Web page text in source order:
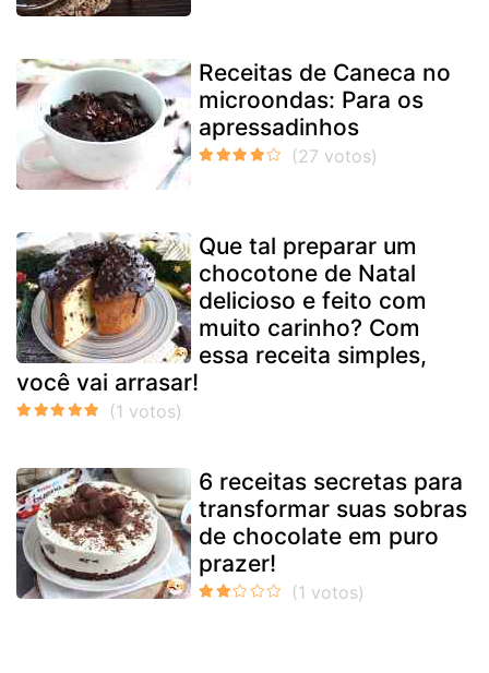
Receitas de Caneca no
microondas: Para os
apressadinhos
Que tal preparar um
chocotone de Natal
delicioso e feito com
muito carinho? Com
essa receita simples,
você vai arrasar!
6 receitas secretas para
transformar suas sobras
de chocolate em puro
prazer!